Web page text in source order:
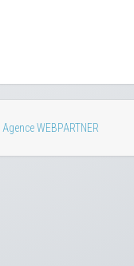
Agence WEBPARTNER